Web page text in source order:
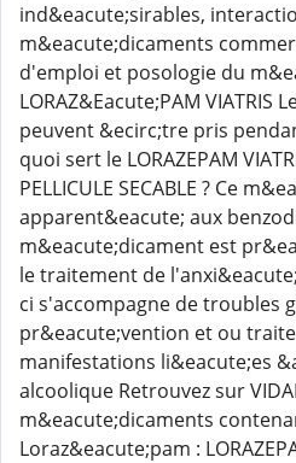
ind&eacute;sirables,
m&eacute;dicaments
d'emploi et posologie du
LORAZ&Eacute;PAM VIATRIS
peuvent &ecirc;tre pris
quoi sert le LORAZEPAM
PELLICULE SECABLE ? Ce
apparent&eacute; aux
m&eacute;dicament est
le traitement de
ci s'accompagne de troubles
pr&eacute;vention et ou
manifestations li&eacute;es
alcoolique Retrouvez sur
m&eacute;dicaments
Loraz&eacute;pam :